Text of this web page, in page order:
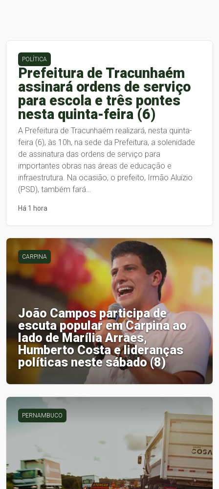
POLÍTICA
Prefeitura de Tracunhaém
assinará ordens de serviço
para escola e três pontes
nesta quinta-feira (6)
A Prefeitura de Tracunhaém realizará, nesta quinta-
feira (6), às 10h, na sede da Prefeitura, a solenidade
de assinatura das ordens de serviço para
importantes obras nas áreas de educação e
infraestrutura. Na ocasião, o prefeito, Irmão Aluízio
(PSD), também fará…
Há 1 hora
CARPINA
João Campos participa de
escuta popular em Carpina ao
lado de Marília Arraes,
Humberto Costa e lideranças
políticas neste sábado (8)
PERNAMBUCO